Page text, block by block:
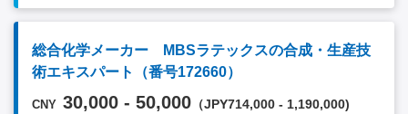
総合化学メーカー MBSラテックスの合成・生産技
術エキスパート（番号172660）
CNY 30,000 - 50,000 （JPY714,000 - 1,190,000)